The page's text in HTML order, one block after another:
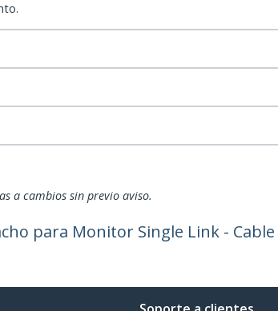
a cambios sin previo aviso.
para Monitor Single Link -